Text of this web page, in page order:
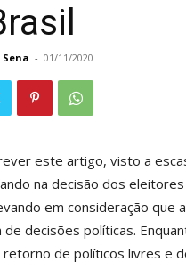
- 01/11/2020
este artigo, visto a
na decisão dos
em consideração que
decisões políticas.
de políticos livres e